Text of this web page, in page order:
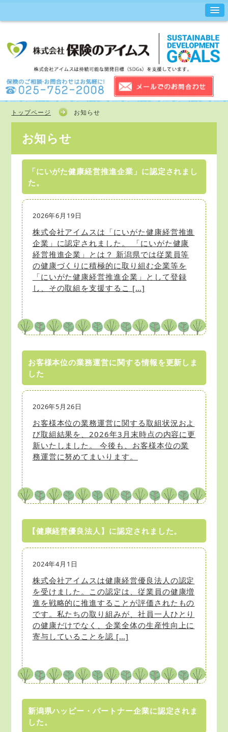
トップページ お知らせ
お知らせ
「にいがた健康経営推進企業」に認定されまし
た。
2026年6月19日
株式会社アイムスは「にいがた健康経営推進
企業」に認定されました。 「にいがた健康
経営推進企業」とは？ 新潟県では従業員等
の健康づくりに積極的に取り組む企業等を
「にいがた健康経営推進企業」として登録
し、その取組を支援するこ […]
お客様本位の業務運営に関する情報を更新しま
した
2026年5月26日
お客様本位の業務運営に関する取組状況およ
び取組結果を、2026年3月末時点の内容に更
新いたしました。 今後も、お客様本位の業
務運営に努めてまいります。
【健康経営優良法人】に認定されました。
2024年4月1日
株式会社アイムスは健康経営優良法人の認定
を受けました。この認定は、従業員の健康増
進を戦略的に推進することが評価されたもの
です。私たちの取り組みが、社員一人ひとり
の健康だけでなく、企業全体の生産性向上に
寄与していることを認 […]
新潟県ハッピー・パートナー企業に認定されま
した。